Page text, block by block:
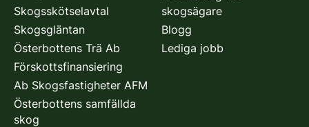
Skogsskötselavtal
Skogsgläntan
Österbottens Trä Ab
Förskottsfinansiering
Ab Skogsfastigheter AFM
Österbottens samfällda
skog
skogsägare
Blogg
Lediga jobb